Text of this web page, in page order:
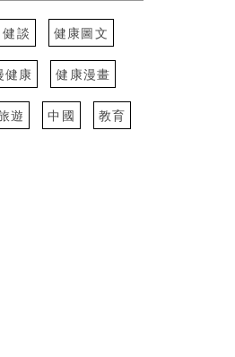
健談 健康圖文
健康 健康漫畫
遊 中國 教育